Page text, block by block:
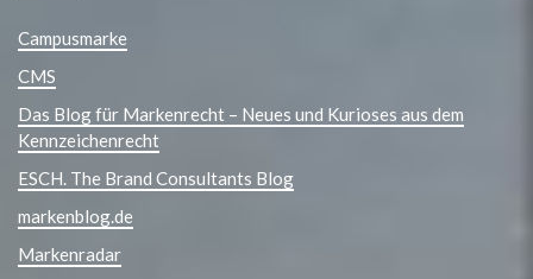
Campusmarke
CMS
Das Blog für Markenrecht – Neues und Kurioses aus dem
Kennzeichenrecht
ESCH. The Brand Consultants Blog
markenblog.de
Markenradar